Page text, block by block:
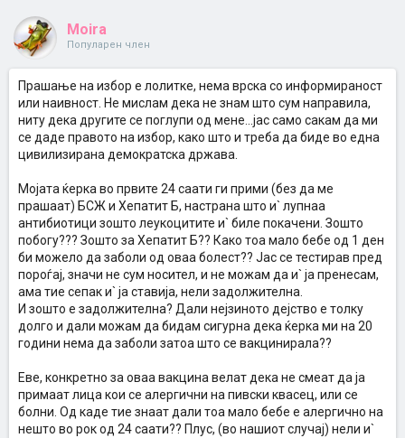
Moira
Популарен член
Прашање на избор е лолитке, нема врска со информираност
или наивност. Не мислам дека не знам што сум направила,
ниту дека другите се поглупи од мене...јас само сакам да ми
се даде правото на избор, како што и треба да биде во една
цивилизирана демократска држава.
Мојата ќерка во првите 24 саати ги прими (без да ме
прашаат) БСЖ и Хепатит Б, настрана што и` лупнаа
антибиотици зошто леукоцитите и` биле покачени. Зошто
побогу??? Зошто за Хепатит Б?? Како тоа мало бебе од 1 ден
би можело да заболи од оваа болест?? Јас се тестирав пред
пороѓај, значи не сум носител, и не можам да и` ја пренесам,
ама тие сепак и` ја ставија, нели задолжителна.
И зошто е задолжителна? Дали нејзиното дејство е толку
долго и дали можам да бидам сигурна дека ќерка ми на 20
години нема да заболи затоа што се вакцинирала??
Еве, конкретно за оваа вакцина велат дека не смеат да ја
примаат лица кои се алергични на пивски квасец, или се
болни. Од каде тие знаат дали тоа мало бебе е алергично на
нешто во рок од 24 саати?? Плус, (во нашиот случај) нели и`